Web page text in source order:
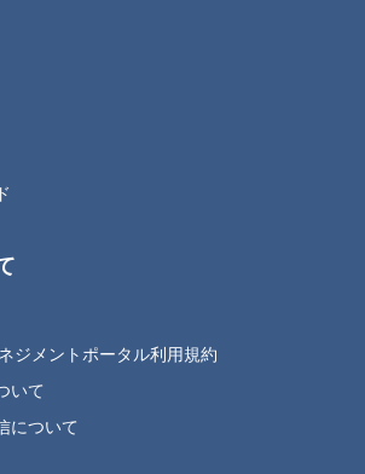
ジメントポータル利用規約
いて
について